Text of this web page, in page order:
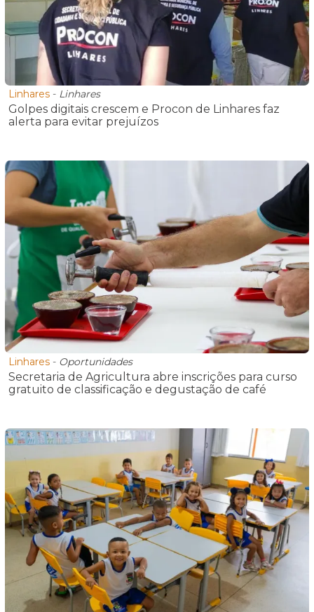
Linhares - Linhares
Golpes digitais crescem e Procon de Linhares faz
alerta para evitar prejuízos
Linhares - Oportunidades
Secretaria de Agricultura abre inscrições para curso
gratuito de classificação e degustação de café